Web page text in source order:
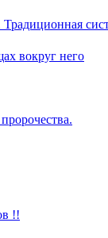
вокруг него
!!